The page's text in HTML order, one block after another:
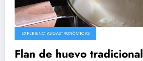
EXPERIENCIAS GASTRONÓMICAS
Flan de huevo tradicional